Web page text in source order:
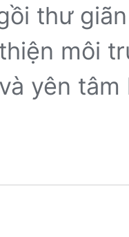
thư
môi
yên